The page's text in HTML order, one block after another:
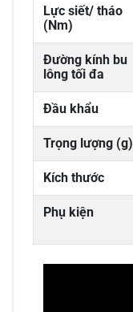
Lực siết/ tháo
(Nm)
Đường kính bu
lông tối đa
Đầu khẩu
Trọng lượng (g)
Kích thước
Phụ kiện